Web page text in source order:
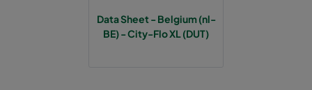
0185 490x490x520-8 ePM1 85%
Data Sheet - Belgium (nl-
BE) - City-Flo XL (DUT)